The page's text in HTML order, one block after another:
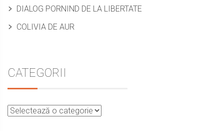
DIALOG PORNIND DE LA LIBERTATE
COLIVIA DE AUR
CATEGORII